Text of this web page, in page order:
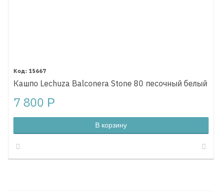
15667
Кашпо Lechuza Balconera Stone 80 песочный белый
7 800 Р
В корзину